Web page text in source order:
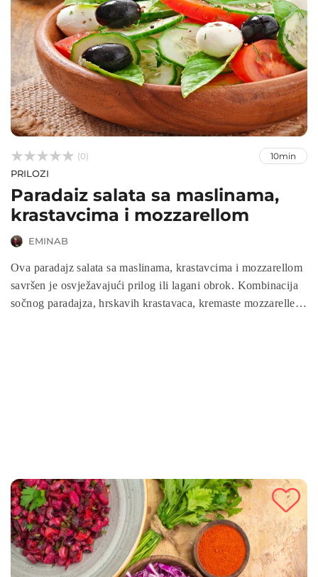


 (0) 10min
PRILOZI
Paradaiz salata sa maslinama,
krastavcima i mozzarellom
EMINAB
Ova paradajz salata sa maslinama, krastavcima i mozzarellom
savršen je osvježavajući prilog ili lagani obrok. Kombinacija
sočnog paradajza, hrskavih krastavaca, kremaste mozzarelle i